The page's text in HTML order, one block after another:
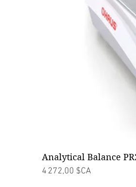
Analytical Balance
Prix
4 272,00 $CA